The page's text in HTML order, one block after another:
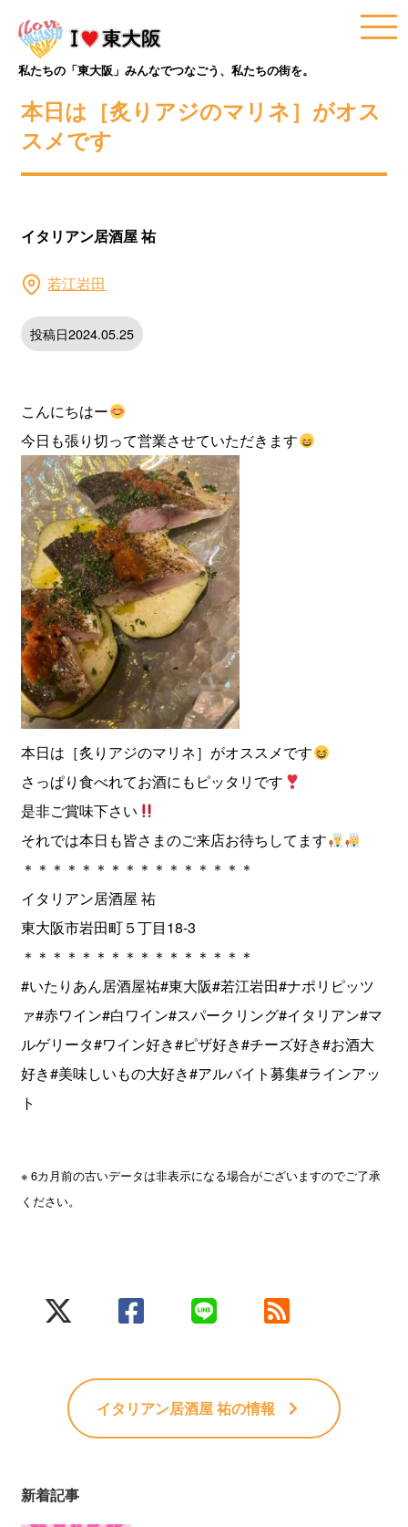
私たちの「東大阪」みんなでつなごう、私たちの街を。
本日は［炙りアジのマリネ］がオス
スメです
イタリアン居酒屋 祐
若江岩田
投稿日2024.05.25
こんにちはー
今日も張り切って営業させていただきます
本日は［炙りアジのマリネ］がオススメです
さっぱり食べれてお酒にもピッタリです
是非ご賞味下さい
それでは本日も皆さまのご来店お待ちしてます
＊＊＊＊＊＊＊＊＊＊＊＊＊＊＊＊
イタリアン居酒屋 祐
東大阪市岩田町５丁目18-3
＊＊＊＊＊＊＊＊＊＊＊＊＊＊＊＊
#いたりあん居酒屋祐#東大阪#若江岩田#ナポリピッツ
ァ#赤ワイン#白ワイン#スパークリング#イタリアン#マ
ルゲリータ#ワイン好き#ピザ好き#チーズ好き#お酒大
好き#美味しいもの大好き#アルバイト募集#ラインアッ
ト
※ 6カ月前の古いデータは非表示になる場合がございますのでご了承
ください。
イタリアン居酒屋 祐の情報
新着記事